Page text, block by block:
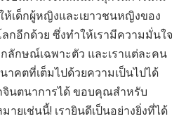
ห้เด็กผู้หญิงและเยาวชนหญิงของ
ลกอีกด้วย ซึ่งทำให้เรามีความมั่นใจ
ลักษณ์เฉพาะตัว และเราแต่ละคน
าคตที่เต็มไปด้วยความเป็นไปได้
จินตนาการได้ ขอบคุณสำหรับ
ยเช่นนี้! เรายินดีเป็นอย่างยิ่งที่ได้